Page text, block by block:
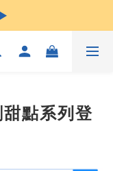
點系列登